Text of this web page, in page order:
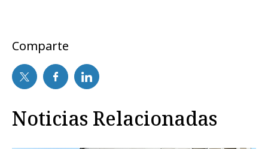
Comparte
Noticias Relacionadas